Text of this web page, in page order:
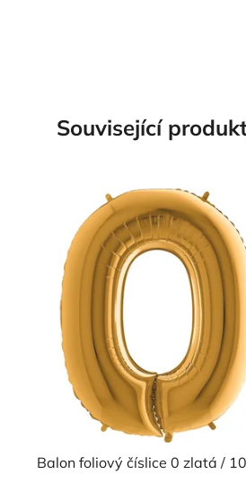
Související
Balon foliový číslice 0 zlatá /